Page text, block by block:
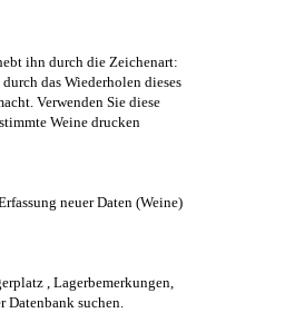
ihn durch die Zeichenart:
das Wiederholen dieses
Verwenden Sie diese
Weine drucken
neuer Daten (Weine)
, Lagerbemerkungen,
suchen.